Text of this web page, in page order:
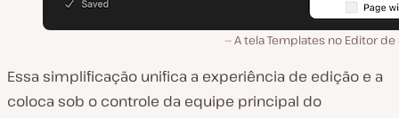
A tela Templates no Editor de
Essa simplificação unifica a experiência de edição e a
coloca sob o controle da equipe principal do